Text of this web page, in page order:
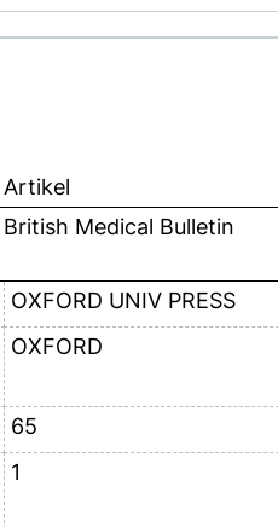
Artikel
British Medical Bulletin
OXFORD UNIV PRESS
OXFORD
65
1